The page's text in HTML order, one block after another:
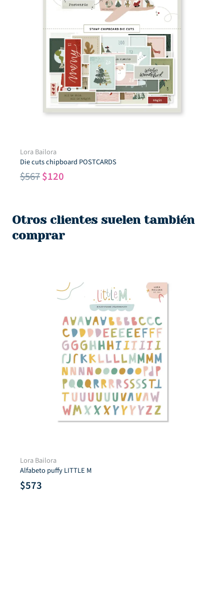
Lora Bailora
Die cuts chipboard POSTCARDS
$567El
era:
$567.
$120
es:
$120.
Otros clientes suelen también
comprar
Lora Bailora
Alfabeto puffy LITTLE M
$573